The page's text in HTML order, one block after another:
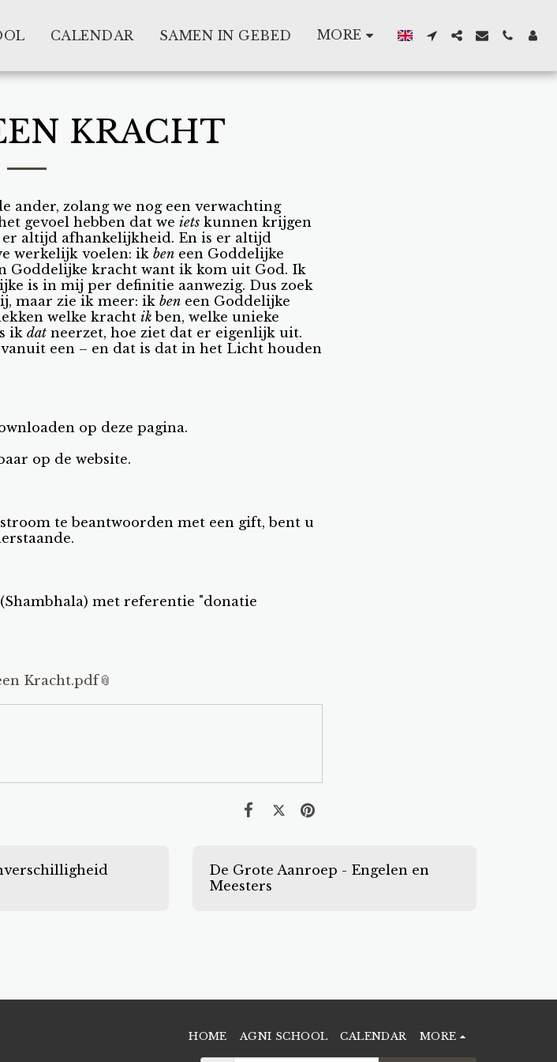
CALENDAR SAMEN IN GEBED MORE
KRACHT
ander, zolang we nog een verwachting
gevoel hebben dat we iets kunnen krijgen
altijd afhankelijkheid. En is er altijd
werkelijk voelen: ik ben een Goddelijke
Goddelijke kracht want ik kom uit God. Ik
is in mij per definitie aanwezig. Dus zoek
maar zie ik meer: ik ben een Goddelijke
welke kracht ik ben, welke unieke
ik dat neerzet, hoe ziet dat er eigenlijk uit.
een – en dat is dat in het Licht houden
op deze pagina.
op de website.
te beantwoorden met een gift, bent u
met referentie "donatie
Kracht.pdf
De Grote Aanroep - Engelen en
Meesters
HOME AGNI SCHOOL CALENDAR MORE